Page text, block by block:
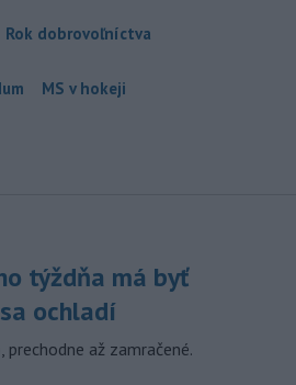
Rok dobrovoľníctva
MS v hokeji
týždňa má byť
ochladí
až zamračené.